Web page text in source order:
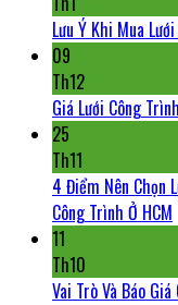
Lưu Ý Khi Mua
09
Th12
Giá Lưới Công
25
Th11
4 Điểm Nên Chọn
Công Trình Ở HCM
11
Th10
Vai Trò Và Báo